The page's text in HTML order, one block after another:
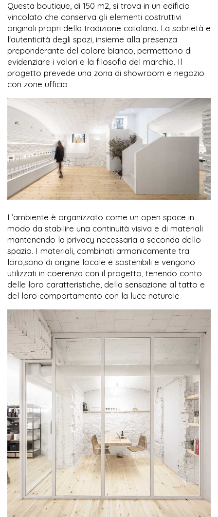
Questa boutique, di 150 m2, si trova in un edificio
vincolato che conserva gli elementi costruttivi
originali propri della tradizione catalana. La sobrietà e
l'autenticità degli spazi, insieme alla presenza
preponderante del colore bianco, permettono di
evidenziare i valori e la filosofia del marchio. Il
progetto prevede una zona di showroom e negozio
con zone ufficio
L’ambiente è organizzato come un open space in
modo da stabilire una continuità visiva e di materiali
mantenendo la privacy necessaria a seconda dello
spazio. I materiali, combinati armonicamente tra
loro,sono di origine locale e sostenibili e vengono
utilizzati in coerenza con il progetto, tenendo conto
delle loro caratteristiche, della sensazione al tatto e
del loro comportamento con la luce naturale